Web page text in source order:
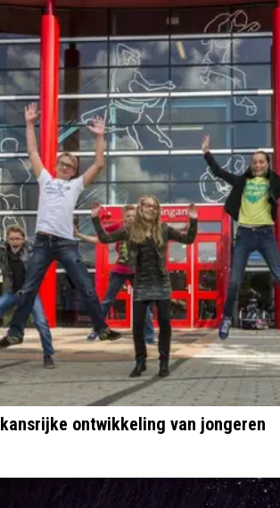
ontwikkeling van jongeren